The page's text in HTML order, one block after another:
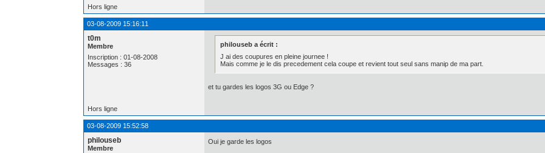
Hors ligne
03-08-2009 15:16:11
t0m
Membre
Inscription : 01-08-2008
Messages : 36
philouseb a écrit :
J ai des coupures en pleine journee !
Mais comme je le dis precedement cela coupe et revient tout seul sans manip de ma part.
et tu gardes les logos 3G ou Edge ?
Hors ligne
03-08-2009 15:52:58
philouseb
Membre
Oui je garde les logos